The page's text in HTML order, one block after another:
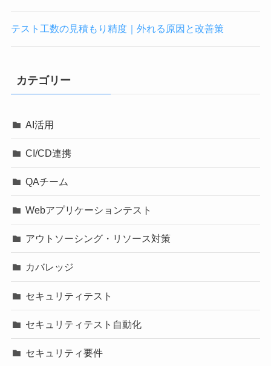
テスト工数の見積もり精度｜外れる原因と改善策
カテゴリー
AI活用
CI/CD連携
QAチーム
Webアプリケーションテスト
アウトソーシング・リソース対策
カバレッジ
セキュリティテスト
セキュリティテスト自動化
セキュリティ要件